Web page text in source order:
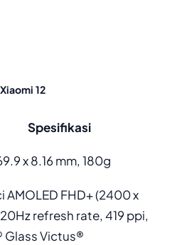
12
Spesifikasi
x 8.16 mm, 180g
AMOLED FHD+ (2400 x
refresh rate, 419 ppi,
Glass Victus®